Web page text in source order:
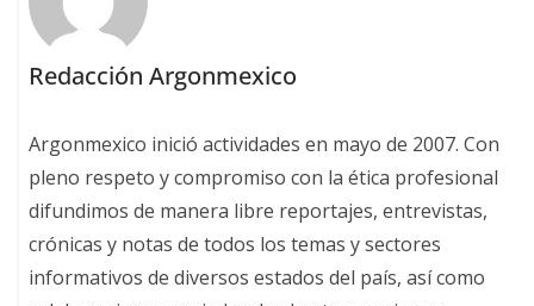
Redacción Argonmexico
Argonmexico inició actividades en mayo de 2007. Con
pleno respeto y compromiso con la ética profesional
difundimos de manera libre reportajes, entrevistas,
crónicas y notas de todos los temas y sectores
informativos de diversos estados del país, así como